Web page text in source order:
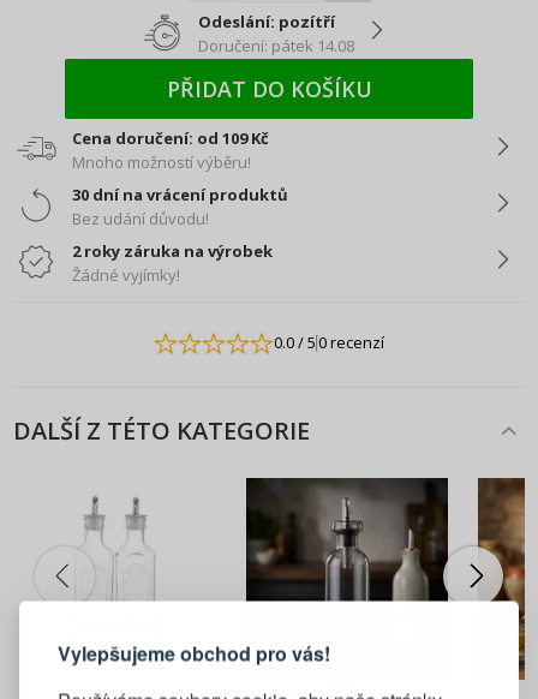
Vylepšujeme obchod pro vás!
Odeslání: pozítří
Doručení: pátek 14.08
PŘIDAT DO KOŠÍKU
Cena doručení: od 109 Kč
Mnoho možností výběru!
30 dní na vrácení produktů
Bez udání důvodu!
2 roky záruka na výrobek
Žádné vyjímky!
0.0/ 50 recenzí
DALŠÍ Z TÉTO KATEGORIE
722 Kč 869 Kč
REGISTRACE
Přihlaste se ke svému účtu